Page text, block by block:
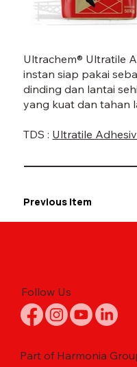
UM 401-
Ultrachem® Ultratile
instan siap pakai
dinding dan lantai
yang kuat dan tahan
TDS : Ultratile
Previous Item
Follow Us
Part of Harmonia